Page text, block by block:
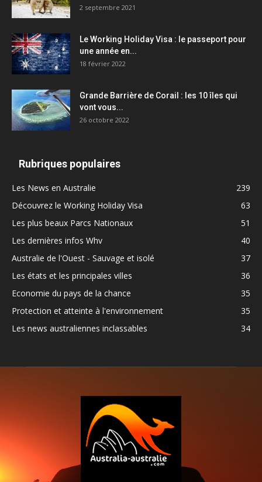
2 septembre 2021
Le Working Holiday Visa : le passeport pour
une année en...
18 février 2022
Grande Barrière de Corail : les 10 îles qui
vont vous...
26 octobre 2022
Rubriques populaires
Les News en Australie
239
Découvrez le Working Holiday Visa
63
Les plus beaux Parcs Nationaux
51
Les dernières infos Whv
40
Australie de l'Ouest - Sauvage et isolé
37
Les états et les principales villes
36
Economie du pays de la chance
35
Protection et atteinte à l'environnement
35
Les news australiennes inclassables
34